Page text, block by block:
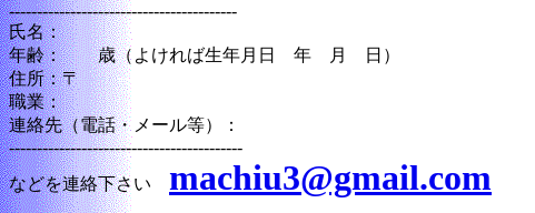
-----------------------------------------
氏名：
年齢： 歳（よければ生年月日 年 月 日）
住所：〒
職業：
連絡先（電話・メール等）：
------------------------------------------
などを連絡下さい machiu3@gmail.com